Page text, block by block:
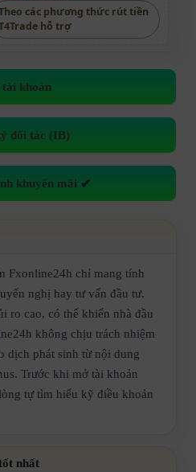
các phương thức rút tiền
hỗ trợ
khoản
đối tác (IB)
khuyến mãi ✔
Fxonline24h chỉ mang tính
nghị hay tư vấn đầu tư.
ro cao, có thể khiến nhà đầu
không chịu trách nhiệm
dịch phát sinh từ nội dung
Trước khi mở tài khoản
tự tìm hiểu kỹ điều khoản
nhất